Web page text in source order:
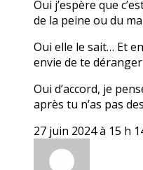
Oui j’espère que
de la peine ou du
Oui elle le sait… Et
envie de te
Oui d’accord, je
après tu n’as pas
27 juin 2024 à 15 h